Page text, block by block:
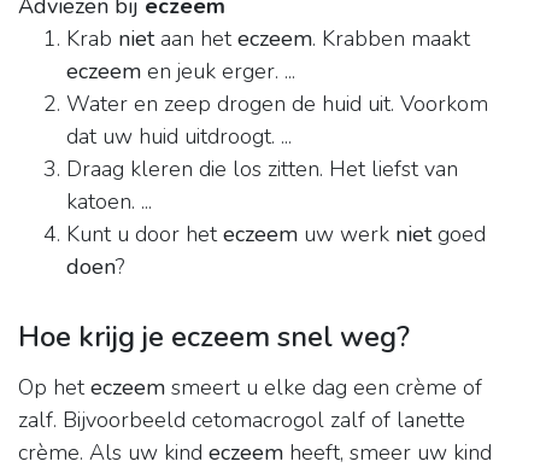
Adviezen bij eczeem
Krab nietaan heteczeem. Krabben maakt
eczeem en jeuk erger. ...
Water en zeep drogen de huid uit. Voorkom
dat uw huid uitdroogt. ...
Draag kleren die los zitten. Het liefst van
katoen. ...
Kunt u door heteczeem uw werk nietgoed
doen?
Hoe krijg je eczeem snel weg?
Op heteczeem smeert u elke dag een crème of
zalf. Bijvoorbeeld cetomacrogol zalf of lanette
crème. Als uw kind eczeem heeft, smeer uw kind